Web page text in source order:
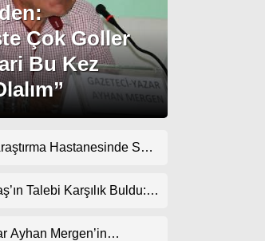
Gündem
Çok Goller
Bu Kez
Hastanesinde Son
Süresi Kısaldı
Talebi Karşılık Buldu:
Ayhan Mergen’in